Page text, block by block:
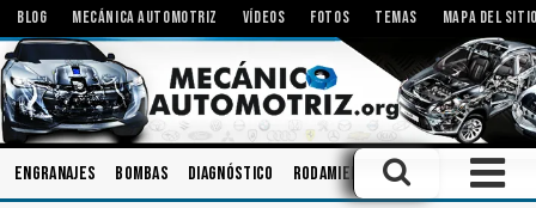
BLOG MECÁNICA AUTOMOTRIZ VÍDEOS FOTOS TEMAS MAPA DEL
Engranajes Bombas Diagnóstico Rodamientos Tecnologías